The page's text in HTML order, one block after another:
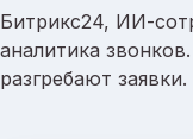
Битрикс24, ИИ-
аналитика
разгребают заявки.